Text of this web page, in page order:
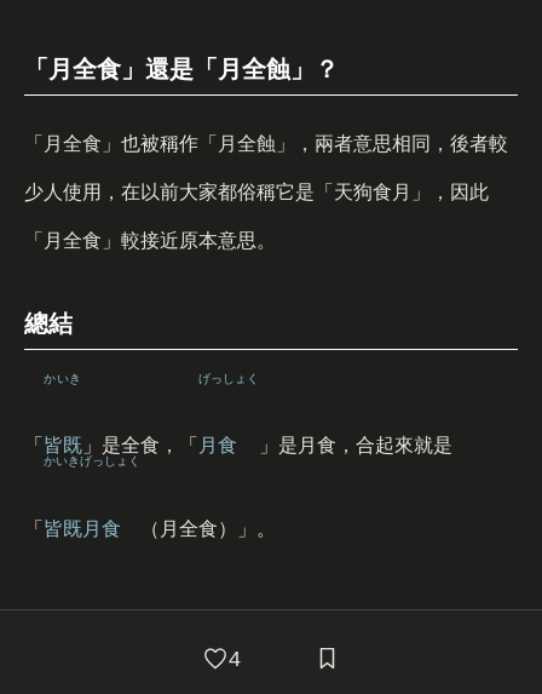
「月全食」還是「月全蝕」？
「月全食」也被稱作「月全蝕」，兩者意思相同，後者較
少人使用，在以前大家都俗稱它是「天狗食月」，因此
「月全食」較接近原本意思。
總結
「 皆既
かいき
」是全食，「 月食
げっしょく
」是月食，合起來就是
「 皆既月食
かいきげっしょく
（月全食）」。
4